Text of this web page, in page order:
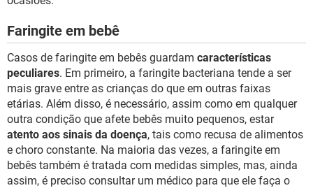
Faringite em bebê
Casos de faringite em bebês guardam características
peculiares. Em primeiro, a faringite bacteriana tende a ser
mais grave entre as crianças do que em outras faixas
etárias. Além disso, é necessário, assim como em qualquer
outra condição que afete bebês muito pequenos, estar
atento aos sinais da doença, tais como recusa de alimentos
e choro constante. Na maioria das vezes, a faringite em
bebês também é tratada com medidas simples, mas, ainda
assim, é preciso consultar um médico para que ele faça o